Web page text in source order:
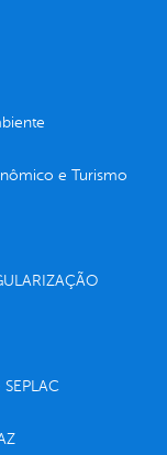
e Turismo